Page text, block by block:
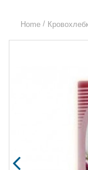
Home /